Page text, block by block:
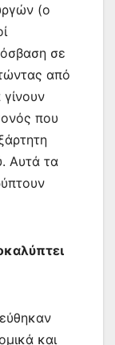
(ο
σε
από
που
Αυτά τα
και